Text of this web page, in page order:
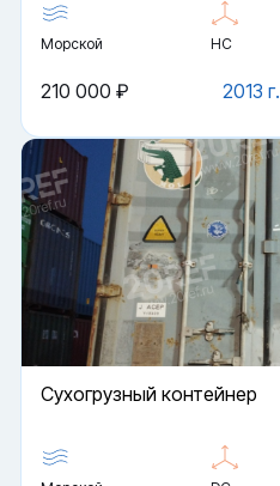
Морской HC
2013 г.
210 000 ₽
Cухогрузный контейнер